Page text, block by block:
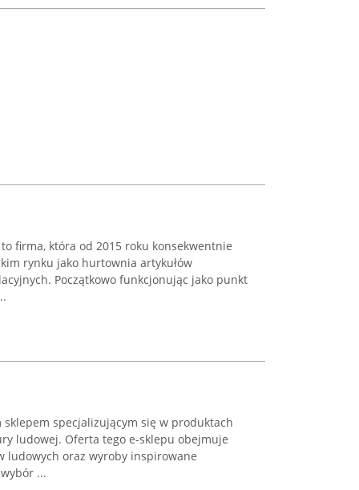
firma, która od 2015 roku konsekwentnie
rynku jako hurtownia artykułów
Początkowo funkcjonując jako punkt
specjalizującym się w produktach
ludowej. Oferta tego e-sklepu obejmuje
ludowych oraz wyroby inspirowane
...